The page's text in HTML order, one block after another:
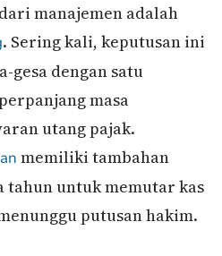
manajemen adalah
. Sering kali, keputusan ini
gesa dengan satu
masa
utang pajak.
memiliki tambahan
tahun untuk memutar kas
putusan hakim.